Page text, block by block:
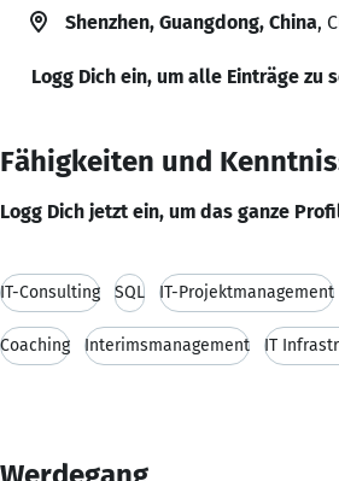
Shenzhen, Guangdong, China,
Logg Dich ein, um alle Einträge zu
Fähigkeiten und
Logg Dich jetzt ein, um das ganze
IT-Consulting SQL IT-Projektmanagement
Coaching Interimsmanagement IT